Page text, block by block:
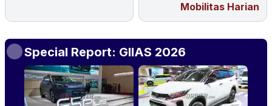
Mobilitas Harian
Special Report: GIIAS 2026